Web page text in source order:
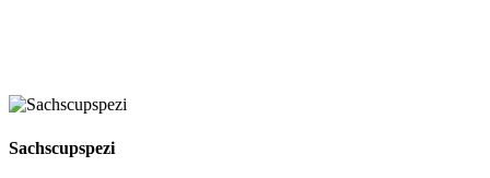
Sachscupspezi